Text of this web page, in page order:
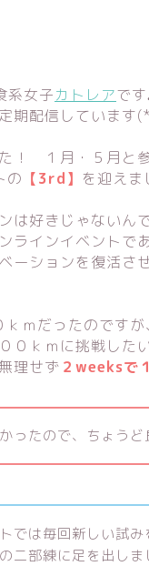
系女子カトレアで
期配信しています
！ １月・５月と
の 【3rd】 を迎えま
は好きじゃない
インイベントで
ーションを復活さ
ｍだったのです
ｋｍに挑戦した
理せず ２weeksで
ったので、ちょう
では毎回新しい試
二部練に足を出しま